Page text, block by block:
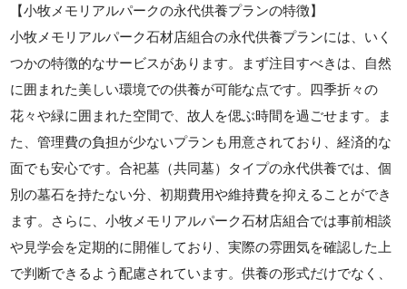
【小牧メモリアルパークの永代供養プランの特徴】
小牧メモリアルパーク石材店組合の永代供養プランには、いく
つかの特徴的なサービスがあります。まず注目すべきは、自然
に囲まれた美しい環境での供養が可能な点です。四季折々の
花々や緑に囲まれた空間で、故人を偲ぶ時間を過ごせます。ま
た、管理費の負担が少ないプランも用意されており、経済的な
面でも安心です。合祀墓（共同墓）タイプの永代供養では、個
別の墓石を持たない分、初期費用や維持費を抑えることができ
ます。さらに、小牧メモリアルパーク石材店組合では事前相談
や見学会を定期的に開催しており、実際の雰囲気を確認した上
で判断できるよう配慮されています。供養の形式だけでなく、